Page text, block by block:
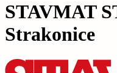
STAVMAT
Strakonice